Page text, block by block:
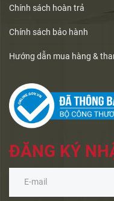
Chính sách hoàn trả
Chính sách bảo hành
Hướng dẫn mua hàng &
ĐĂNG KÝ